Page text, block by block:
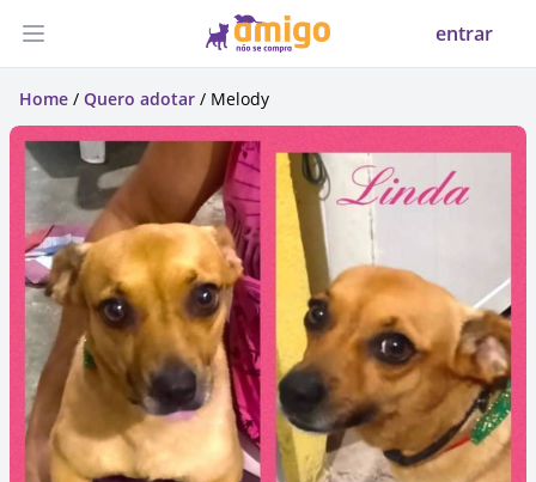
Abrir menu entrar
Home / Quero adotar / Melody